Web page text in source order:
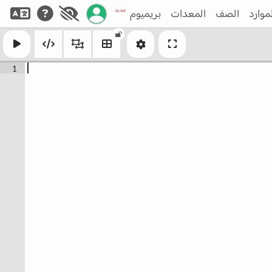
الصف المعدات بريميوم جديد إدارة حسابك
1